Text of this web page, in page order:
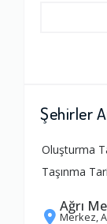
Şehirler
Oluşturma
Taşınma
Ağrı
Merkez,